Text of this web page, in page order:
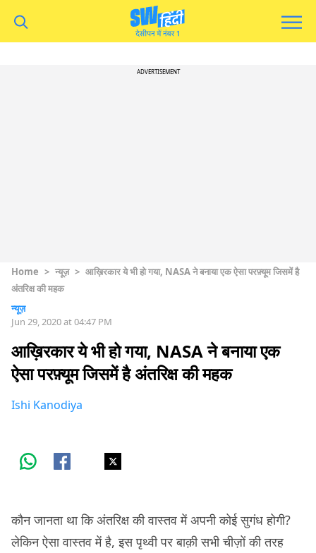
ADVERTISEMENT
Home > न्यूज़ > आख़िरकार ये भी हो गया, NASA ने बनाया एक ऐसा परफ़्यूम जिसमें है
अंतरिक्ष की महक
न्यूज़
Jun 29, 2020 at 04:47 PM
आख़िरकार ये भी हो गया, NASA ने बनाया एक
ऐसा परफ़्यूम जिसमें है अंतरिक्ष की महक
Ishi Kanodiya
कौन जानता था कि अंतरिक्ष की वास्तव में अपनी कोई सुगंध होगी?
लेकिन ऐसा वास्तव में है, इस पृथ्वी पर बाक़ी सभी चीज़ों की तरह